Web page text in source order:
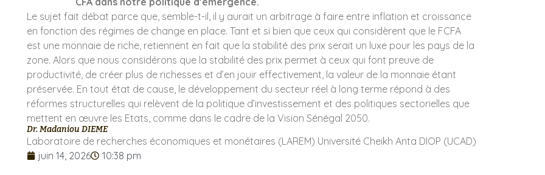
Cliquer ici
Le sujet fait débat parce que, semble-t-il, il y aurait un arbitrage à faire entre inflation et croissance
en fonction des régimes de change en place. Tant et si bien que ceux qui considèrent que le FCFA
est une monnaie de riche, retiennent en fait que la stabilité des prix serait un luxe pour les pays de la
zone. Alors que nous considérons que la stabilité des prix permet à ceux qui font preuve de
productivité, de créer plus de richesses et d’en jouir effectivement, la valeur de la monnaie étant
préservée. En tout état de cause, le développement du secteur réel à long terme répond à des
réformes structurelles qui relèvent de la politique d’investissement et des politiques sectorielles que
mettent en œuvre les Etats, comme dans le cadre de la Vision Sénégal 2050.
Dr. Madaniou DIEME
Laboratoire de recherches économiques et monétaires (LAREM) Université Cheikh Anta DIOP (UCAD)
juin 14, 2026
10:38 pm